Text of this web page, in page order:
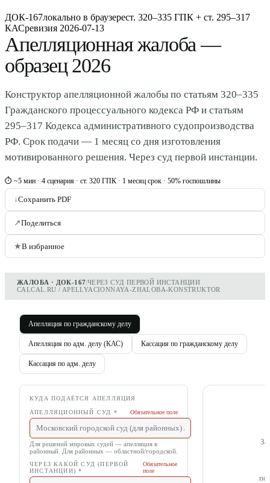
ДОК-167локально в браузерест. 320–335 ГПК + ст. 295–317
КАСревизия 2026-07-13
Апелляционная жалоба —
образец 2026
Конструктор апелляционной жалобы по статьям 320–335
Гражданского процессуального кодекса РФ и статьям
295–317 Кодекса административного судопроизводства
РФ. Срок подачи — 1 месяц со дня изготовления
мотивированного решения. Через суд первой инстанции.
⏱ ~5 мин · 4 сценария · ст. 320 ГПК · 1 месяц срок · 50% госпошлины
↓Сохранить PDF
↗Поделиться
★В избранное
ЖАЛОБА · ДОК-167|ЧЕРЕЗ СУД ПЕРВОЙ ИНСТАНЦИИ
CALCAL.RU / APELLYACIONNAYA-ZHALOBA-KONSTRUKTOR
Апелляция по гражданскому делу
Апелляция по адм. делу (КАС) Кассация по гражданскому делу
Кассация по адм. делу
КУДА ПОДАЁТСЯ АПЕЛЛЯЦИЯ
АПЕЛЛЯЦИОННЫЙ СУД * Обязательное поле
Для решений мировых судей — апелляция в
районный. Для районных — областной/городской.
ЧЕРЕЗ КАКОЙ СУД (ПЕРВОЙ
ИНСТАНЦИИ) *
Обязательное
поле